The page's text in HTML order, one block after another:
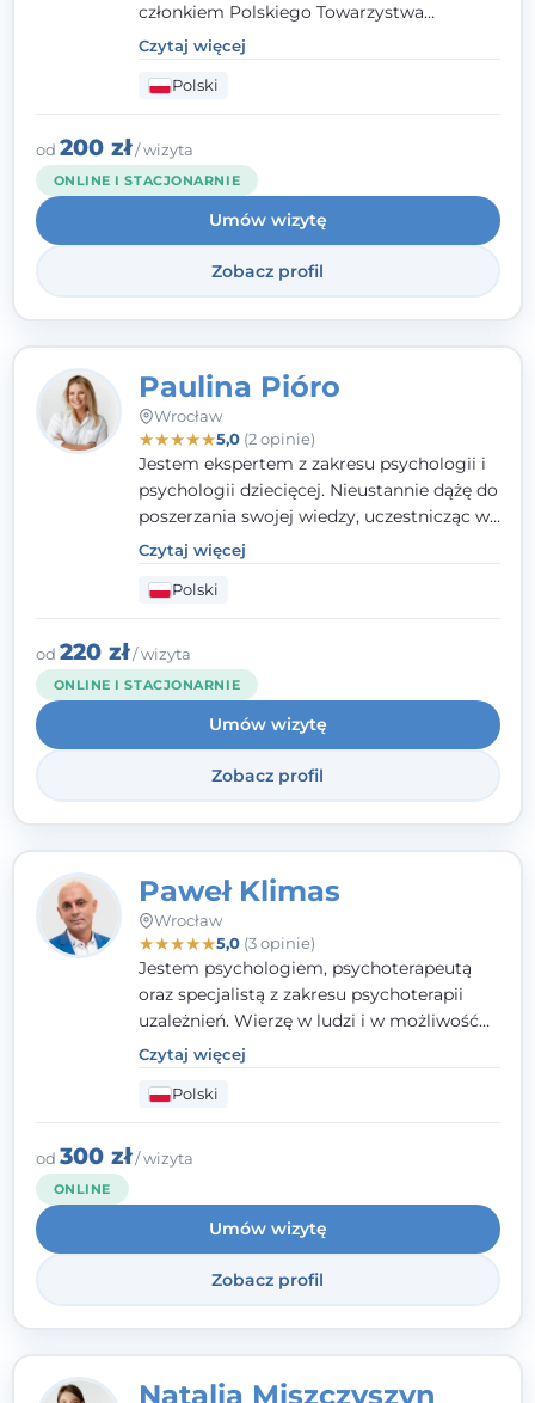
członkiem Polskiego Towarzystwa
Psychoterapii Psychodynamicznej. W
mojej pracy zawodowej kładę duży nacisk
na uważne słuchanie Pacjenta. Interesuje
mnie szczególnie psychoterapia zaburzeń
osobowości, zaburzeń nerwicowych i
lękowych, a także zagadnienia związane z
małżeństwem i rodziną, w tym problemy w
relacjach rodzinnych. Nie specjalizuję się w
uzależnieniach.
Czytaj więcej
Polski
od 200 zł/ wizyta
ONLINE I STACJONARNIE
Umów wizytę
Zobacz profil
Paulina Pióro
Wrocław
★★★★★5,0(2 opinie)
Jestem ekspertem z zakresu psychologii i
psychologii dziecięcej. Nieustannie dążę do
poszerzania swojej wiedzy, uczestnicząc w
różnorodnych szkoleniach. Pracując z
dziećmi, młodzieżą i młodymi dorosłymi
niezwykle ważne jest dla mnie poczucie
bezpieczeństwa, zrozumienia oraz wolności
w wyrażaniu swojego zdania. Kieruję się
etyką zawodową, wierząc, że każdy
człowiek powinien otrzymać wsparcie i
pomoc, by poradzić sobie ze swoimi
problemami.
Czytaj więcej
Polski
od 220 zł/ wizyta
ONLINE I STACJONARNIE
Umów wizytę
Zobacz profil
Paweł Klimas
Wrocław
★★★★★5,0(3 opinie)
Jestem psychologiem, psychoterapeutą
oraz specjalistą z zakresu psychoterapii
uzależnień. Wierzę w ludzi i w możliwość
wprowadzenia zmian w ich życiu. Bardzo
często przekonuje się o tym, że każdy z nas,
w tym Ty i ja, ma wpływ na swoje
szczęście. Należy uwierzyć w siebie i działać
w obranym kierunku.
Czytaj więcej
Polski
od 300 zł/ wizyta
ONLINE
Umów wizytę
Zobacz profil
Natalia Miszczyszyn